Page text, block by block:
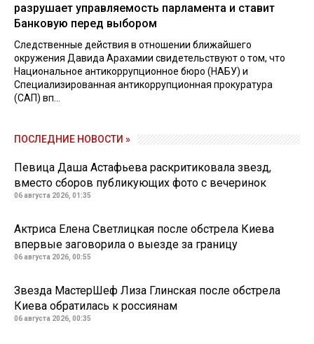
разрушает управляемость парламента и ставит
Банковую перед выбором
Следственные действия в отношении ближайшего
окружения Давида Арахамии свидетельствуют о том, что
Национальное антикоррупционное бюро (НАБУ) и
Специализированная антикоррупционная прокуратура
(САП) вп...
ПОСЛЕДНИЕ НОВОСТИ »
Певица Даша Астафьева раскритиковала звезд,
вместо сборов публикующих фото с вечеринок
06 августа 2026, 01:35
Актриса Елена Светлицкая после обстрела Киева
впервые заговорила о выезде за границу
06 августа 2026, 00:55
Звезда МастерШеф Лиза Глинская после обстрела
Киева обратилась к россиянам
06 августа 2026, 00:35